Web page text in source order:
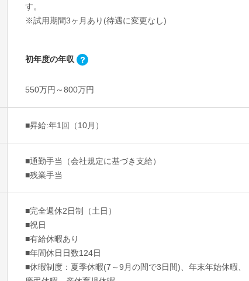
す。
※試用期間3ヶ月あり(待遇に変更なし)
初年度の年収
550万円～800万円
■昇給:年1回（10月）
■通勤手当（会社規定に基づき支給）
■残業手当
■完全週休2日制（土日）
■祝日
■有給休暇あり
■年間休日日数124日
■休暇制度：夏季休暇(7～9月の間で3日間)、年末年始休暇、